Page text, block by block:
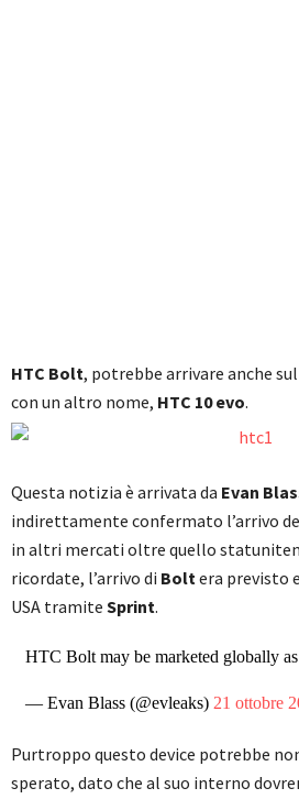
HTC Bolt, potrebbe arrivare anche
con un altro nome, HTC 10 evo.
Questa notizia è arrivata da Evan
indirettamente confermato l’arrivo
in altri mercati oltre quello
ricordate, l’arrivo di Boltera previsto
USA tramite Sprint.
HTC Bolt may be marketed globally
— Evan Blass (@evleaks) 21 ottobre
Purtroppo questo device potrebbe
sperato, dato che al suo interno